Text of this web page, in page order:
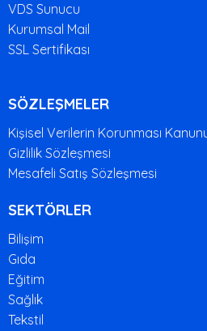
VDS Sunucu
Kurumsal Mail
SSL Sertifikası
SÖZLEŞMELER
Kişisel Verilerin Korunması
Gizlilik Sözleşmesi
Mesafeli Satış Sözleşmesi
SEKTÖRLER
Bilişim
Gıda
Eğitim
Sağlık
Tekstil